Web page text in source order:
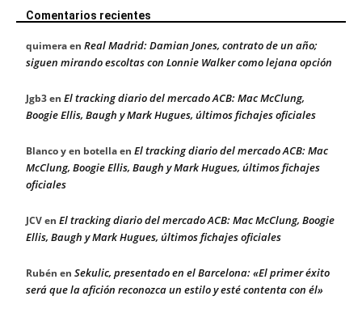
Comentarios recientes
quimeraen Real Madrid: Damian Jones, contrato de un año;
siguen mirando escoltas con Lonnie Walker como lejana opción
Jgb3en El tracking diario del mercado ACB: Mac McClung,
Boogie Ellis, Baugh y Mark Hugues, últimos fichajes oficiales
Blanco y en botellaen El tracking diario del mercado ACB: Mac
McClung, Boogie Ellis, Baugh y Mark Hugues, últimos fichajes
oficiales
JCVen El tracking diario del mercado ACB: Mac McClung, Boogie
Ellis, Baugh y Mark Hugues, últimos fichajes oficiales
Rubén en Sekulic, presentado en el Barcelona: «El primer éxito
será que la afición reconozca un estilo y esté contenta con él»